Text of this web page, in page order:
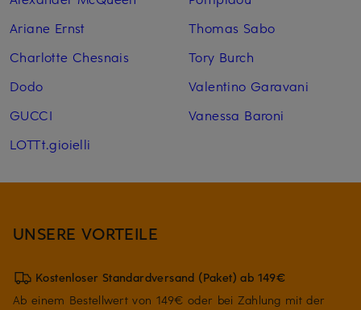
Ariane Ernst
Charlotte Chesnais
Dodo
GUCCI
LOTTt.gioielli
Thomas Sabo
Tory Burch
Valentino Garavani
Vanessa Baroni
UNSERE VORTEILE
Kostenloser Standardversand (Paket) ab 149€
Ab einem Bestellwert von 149€ oder bei Zahlung mit der